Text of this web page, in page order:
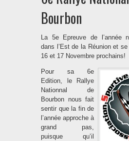
Bourbon
La 5e Epreuve de l’année
dans l’Est de la Réunion et
16 et 17 Novembre prochains!
Pour sa 6e
Edition, le Rallye
Nationnal de
Bourbon nous fait
sentir que la fin de
l’année approche à
grand pas,
puisque qu’il